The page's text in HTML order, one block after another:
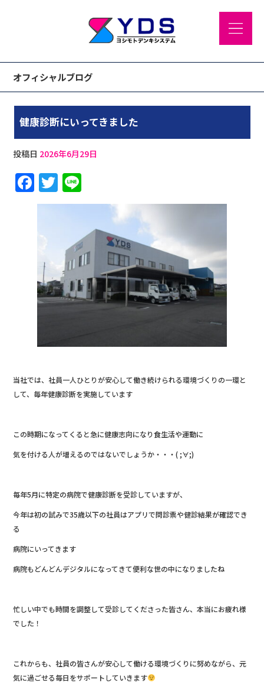
オフィシャルブログ
健康診断にいってきました
投稿日 2026年6月29日
F
a
e
b
o
o
T
w
te
r
n
当社では、社員一人ひとりが安心して働き続けられる環境づくりの一環と
して、毎年健康診断を実施しています
この時期になってくると急に健康志向になり食生活や運動に
気を付ける人が増えるのではないでしょうか・・・( ;∀;)
毎年5月に特定の病院で健康診断を受診していますが、
今年は初の試みで35歳以下の社員はアプリで問診票や健診結果が確認でき
る
病院にいってきます
病院もどんどんデジタルになってきて便利な世の中になりましたね
忙しい中でも時間を調整して受診してくださった皆さん、本当にお疲れ様
でした！
これからも、社員の皆さんが安心して働ける環境づくりに努めながら、元
気に過ごせる毎日をサポートしていきます